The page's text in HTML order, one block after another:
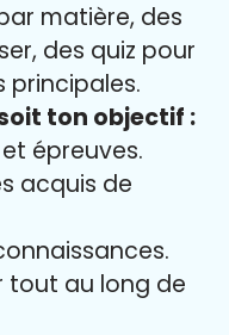
matière, des
des quiz pour
principales.
ton objectif :
épreuves.
acquis de
tout au long de